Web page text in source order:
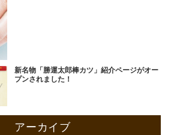
新名物「勝運太郎棒カツ」紹介ページがオー
プンされました！
アーカイブ